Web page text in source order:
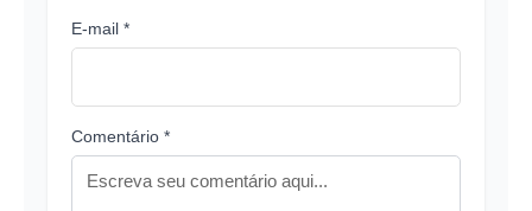
E-mail *
Comentário *